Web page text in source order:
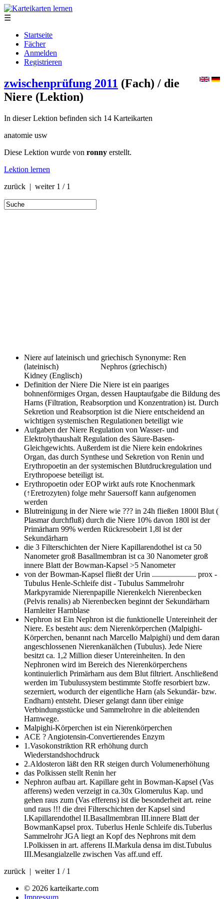
☰
Startseite
Fächer
Anmelden
Registrieren
zwischenprüfung 2011 (Fach) / die
Niere (Lektion)
In dieser Lektion befinden sich 14 Karteikarten
anatomie usw
Diese Lektion wurde von ronny erstellt.
Lektion lernen
zurück | weiter 1 / 1
Niere auf lateinisch und griechisch Synonyme: Ren
(lateinisch) Nephros (griechisch)
Kidney (Englisch)
Definition der Niere Die Niere ist ein paariges
bohnenförmiges Organ, dessen Hauptaufgabe die Bildung des
Harns (Filtration, Reabsorption und Konzentration) ist. Durch
Sekretion und Reabsorption ist die Niere entscheidend an
wichtigen systemischen Regulationen beteiligt wie
Aufgaben der Niere Regulation von Wasser- und
Elektrolythaushalt Regulation des Säure-Basen-
Gleichgewichts. Außerdem ist die Niere kein endokrines
Organ, das durch Synthese und Sekretion von Renin und
Erythropoetin an der systemischen Blutdruckregulation und
Erythropoese beteiligt ist.
Erythropoetin oder EOP wirkt aufs rote Knochenmark
(↑Eretrozyten) folge mehr Sauersoff kann aufgenomen
werden
Blutreinigung in der Niere wie ??? in 24h fließen 1800l Blut (
Plasmar durchfluß) durch die Niere 10% davon 180l ist der
Primärharn 99% werden Rückresobeirt 1,8l ist der
Sekundärharn
die 3 Filterschichten der Niere Kapillarendothel ist ca 50
Nanometer groß Basallmembran ist ca 30 Nanometer groß
innere Blatt der Bowman-Kapsel >5 Nanometer
von der Bowman-Kapsel fließt der Urin ...................... prox -
Tubulus Henle-Schleife dist - Tubulus Sammelrohr
Markpyramide Nierenpapille Nierenkelch Nierenbecken
(Pelvis renalis) ab Nierenbecken beginnt der Sekundärharn
Harnleiter Harnblase
Nephron ist Ein Nephron ist die funktionelle Untereinheit der
Niere. Es besteht aus: dem Nierenkörperchen (Malpighi-
Körperchen, benannt nach Marcello Malpighi) und dem daran
angeschlossenen Nierenkanälchen (Tubulus). Jede Niere
besitzt ca. 1,2 Million dieser Untereinheiten. In den
Nephronen wird im Bereich des Nierenkörperchens
kontinuierlich Primärharn aus dem Blut filtriert. Anschließend
werden im Tubulussystem bestimmte Stoffe resorbiert bzw.
sezerniert, wodurch der eigentliche Harn (als Sekundär- bzw.
Endharn) entsteht. Dieser gelangt dann über einige
Verbindungsstücke und Sammelrohre in die ableitenden
Harnwege.
Malpighi-Körperchen ist ein Nierenkörperchen
ACE ? Angiotensin-Convertierendes Enzym
1.Vasokonstriktion RR erhöhung durch
Wiederstandshochdruck
2.Aldosteron läßt den RR steigen durch Volumenerhöhung
das Polkissen stellt Renin her
Nephron aufbau art. Kapillare geht in Bowman-Kapsel (Vas
afferens) weden verzeigt in ca.30x Glomerulus Kap. und
gehen raus zum (Vas efferens) ist die besonderheit art. reine
und raus !!! die drei Filterschichten der Kapsel sind
I.Kapillarendothel II.Basallmembran III.innere Blatt der
BowmanKapsel prox. Tuberlus Henle Schleife dis.Tuberlus
Sammelrohr JGA liegt an Kopf des Nephrons mit dem
I.Polkissen in art. afferens II.Markula densa im dist.Tubulus
III.Mesangialzelle zwischen Vas aff.und eff.
zurück | weiter 1 / 1
© 2026 karteikarte.com
Impressum